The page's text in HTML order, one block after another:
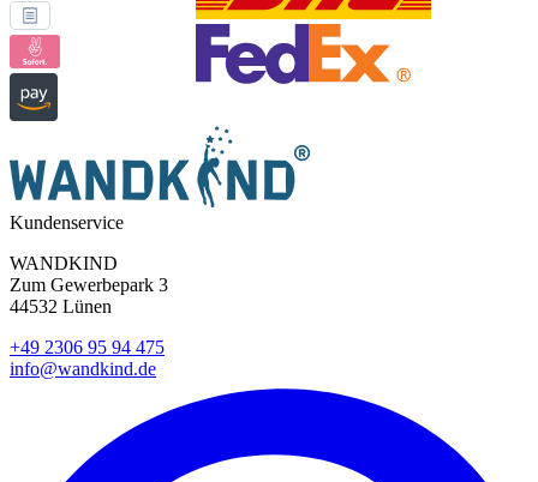
Kundenservice
WANDKIND
Zum Gewerbepark 3
44532 Lünen
+49 2306 95 94 475
info@wandkind.de